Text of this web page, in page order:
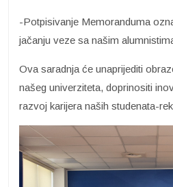
-Potpisivanje Memoranduma
jačanju veze sa našim
Ova saradnja će unaprijediti
našeg univerziteta, doprinositi
razvoj karijera naših studenata-